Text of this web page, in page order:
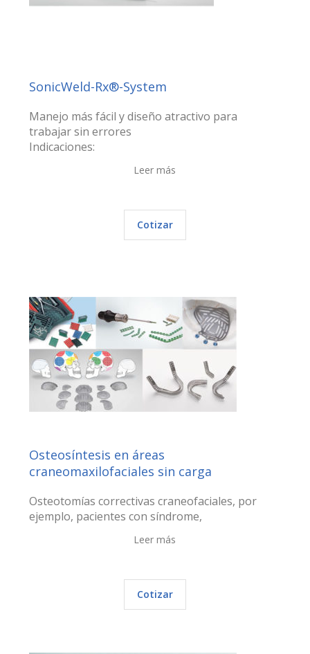
SonicWeld-Rx®-System
Manejo más fácil y diseño atractivo para
trabajar sin errores
Indicaciones:
Leer más
Cotizar
Osteosíntesis en áreas
craneomaxilofaciales sin carga
Osteotomías correctivas craneofaciales, por
ejemplo, pacientes con síndrome,
Leer más
Cotizar